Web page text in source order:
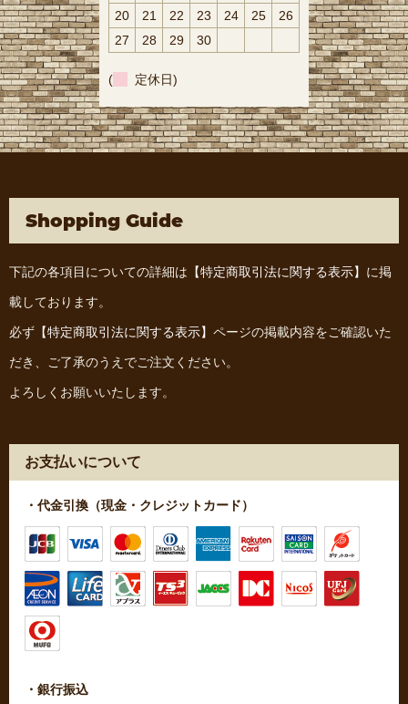
20 21 22 23 24 25
26
27
28 29 30
( 定休日)
Shopping Guide
下記の各項目についての詳細は 【特定商取引法に関する表示】 に掲
載しております。
必ず 【特定商取引法に関する表示】 ページの掲載内容をご確認いた
だき、ご了承のうえでご注文ください。
よろしくお願いいたします。
お支払いについて
・代金引換（現金・クレジットカード）
・銀行振込